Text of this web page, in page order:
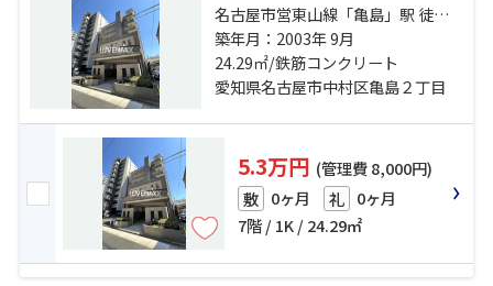
名古屋市営東山線「亀島」駅 徒歩8
分 名古屋市営桜通線「太閤通」
駅 徒歩10分 東海道本線「名古屋」
駅 徒歩15分
築年月：2003年 9月
24.29㎡/鉄筋コンクリート
愛知県名古屋市中村区亀島２丁目
5.3万円 (管理費 8,000円)
敷 0ヶ月 礼 0ヶ月
7階 / 1K / 24.29㎡